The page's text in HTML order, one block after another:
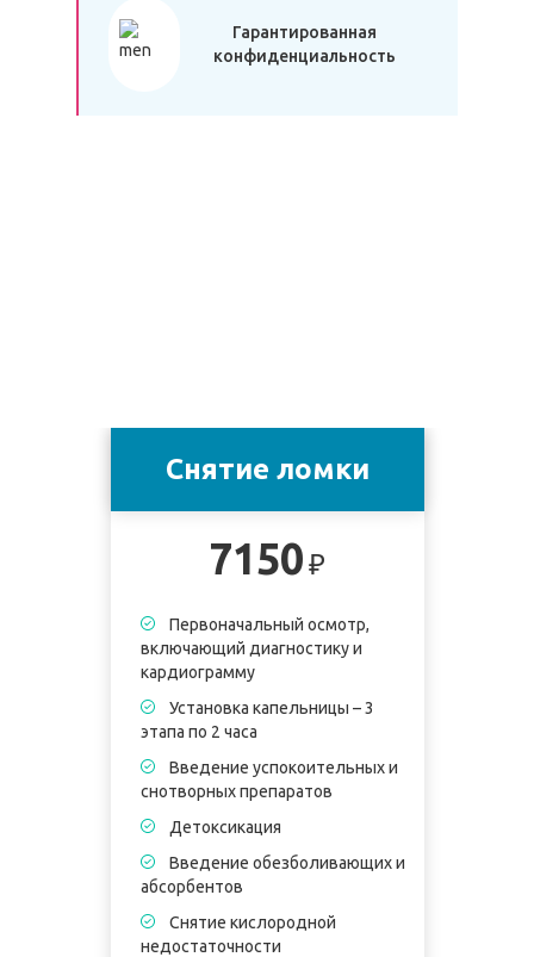
Гарантированная
конфиденциальность
Снятие ломки
7150₽
Первоначальный осмотр,
включающий диагностику и
кардиограмму
Установка капельницы – 3
этапа по 2 часа
Введение успокоительных и
снотворных препаратов
Детоксикация
Введение обезболивающих и
абсорбентов
Снятие кислородной
недостаточности